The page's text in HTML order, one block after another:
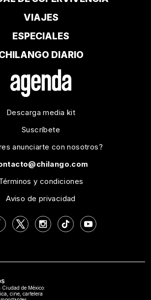
VIAJES
ESPECIALES
DIARIO
Descarga media kit
Suscríbete
anunciarte con nosotros?
y condiciones
Aviso de privacidad
Ciudad de México:
cine, cartelera